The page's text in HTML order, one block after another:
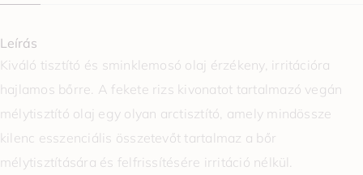
Leírás
Kiváló tisztító és sminklemosó olaj érzékeny, irritációra
hajlamos bőrre. A fekete rizs kivonatot tartalmazó vegán
mélytisztító olaj egy olyan arctisztító, amely mindössze
kilenc esszenciális összetevőt tartalmaz a bőr
mélytisztítására és felfrissítésére irritáció nélkül.